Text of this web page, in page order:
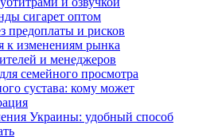
сигарет оптом
предоплаты и рисков
к изменениям рынка
и менеджеров
семейного просмотра
сустава: кому может
Украины: удобный способ